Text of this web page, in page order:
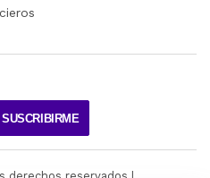
SUSCRIBIRME